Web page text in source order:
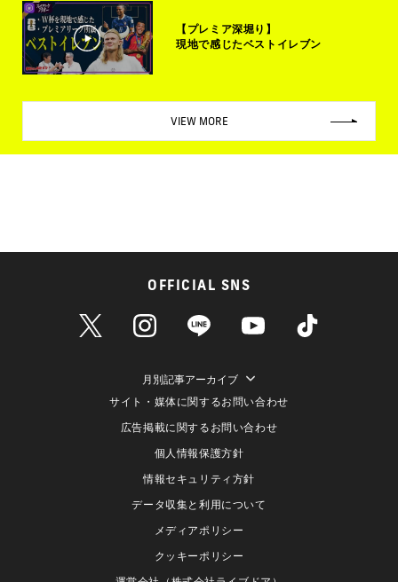
【プレミア深堀り】
現地で感じたベストイレブン
VIEW MORE
OFFICIAL SNS
月別記事アーカイブ
サイト・媒体に関するお問い合わせ
広告掲載に関するお問い合わせ
個人情報保護方針
情報セキュリティ方針
データ収集と利用について
メディアポリシー
クッキーポリシー